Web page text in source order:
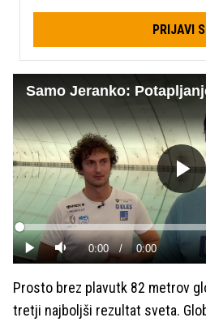
PRIJAVI
Predvajaj
Tiho Current
Time
0:00 / Duration
0:00
Loaded:
0%
Prosto brez plavutk 82 metrov
tretji najboljši rezultat sveta.